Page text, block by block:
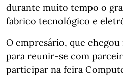
durante muito tempo o
fabrico tecnológico e
O empresário, que chegou
para reunir-se com
participar na feira